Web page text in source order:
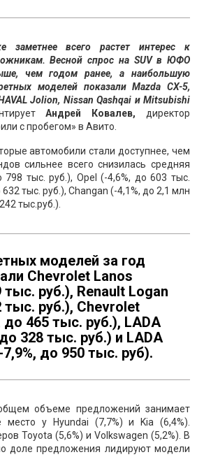
заметнее всего растет интерес к
Весной спрос на SUV в ЮФО
чем годом ранее, а наибольшую
моделей показали Mazda CX-5,
Jolion, Nissan Qashqai и Mitsubishi
Андрей Ковалев, директор
с пробегом» в Авито.
автомобили стали доступнее, чем
сильнее всего снизилась средняя
тыс. руб.), Opel (-4,6%, до 603 тыс.
тыс. руб.), Changan (-4,1%, до 2,1 млн
тыс.руб.).
моделей за год
Chevrolet Lanos
тыс. руб.), Renault Logan
тыс. руб.), Chevrolet
до 465 тыс. руб.), LADA
328 тыс. руб.) и LADA
до 950 тыс. руб).
объеме предложений занимает
место у Hyundai (7,7%) и Kia (6,4%).
Toyota (5,6%) и Volkswagen (5,2%). В
доле предложения лидируют модели